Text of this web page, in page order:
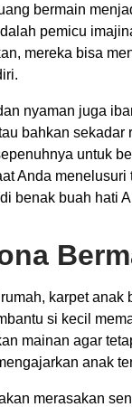
bermain
pemicu
mereka bisa
nyaman juga
bahkan
untuk
Anda menelusuri
benak buah hati
karpet
si kecil
mainan agar
anak
merasakan